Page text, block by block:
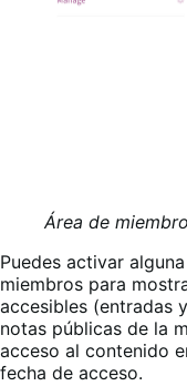
Área de
Puedes activar
miembros para
accesibles (entradas
notas públicas de la
acceso al contenido
fecha de acceso.